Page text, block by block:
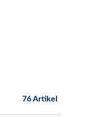
76 Artikel